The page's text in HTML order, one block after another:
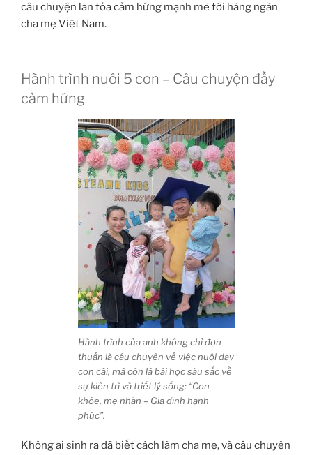
câu chuyện lan tỏa cảm hứng mạnh mẽ tới hàng ngàn
cha mẹ Việt Nam.
Hành trình nuôi 5 con – Câu chuyện đầy
cảm hứng
Hành trình của anh không chỉ đơn
thuần là câu chuyện về việc nuôi dạy
con cái, mà còn là bài học sâu sắc về
sự kiên trì và triết lý sống: “Con
khỏe, mẹ nhàn – Gia đình hạnh
phúc”.
Không ai sinh ra đã biết cách làm cha mẹ, và câu chuyện